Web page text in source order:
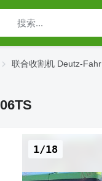
联合收割机 Deutz-Fahr
1/18